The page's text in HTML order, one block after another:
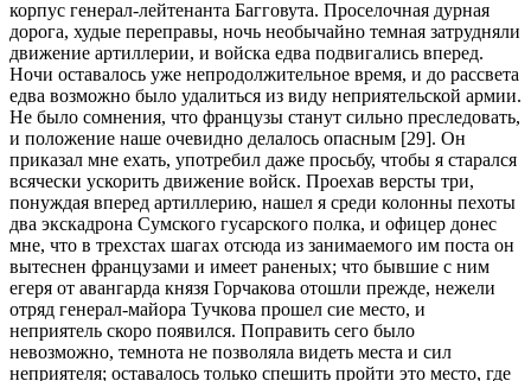
корпус генерал-лейтенанта Багговута. Проселочная дурная
дорога, худые переправы, ночь необычайно темная затрудняли
движение артиллерии, и войска едва подвигались вперед.
Ночи оставалось уже непродолжительное время, и до рассвета
едва возможно было удалиться из виду неприятельской армии.
Не было сомнения, что французы станут сильно преследовать,
и положение наше очевидно делалось опасным [29]. Он
приказал мне ехать, употребил даже просьбу, чтобы я старался
всячески ускорить движение войск. Проехав версты три,
понуждая вперед артиллерию, нашел я среди колонны пехоты
два экскадрона Сумского гусарского полка, и офицер донес
мне, что в трехстах шагах отсюда из занимаемого им поста он
вытеснен французами и имеет раненых; что бывшие с ним
егеря от авангарда князя Горчакова отошли прежде, нежели
отряд генерал-майора Тучкова прошел сие место, и
неприятель скоро появился. Поправить сего было
невозможно, темнота не позволяла видеть места и сил
неприятеля; оставалось только спешить пройти это место, где